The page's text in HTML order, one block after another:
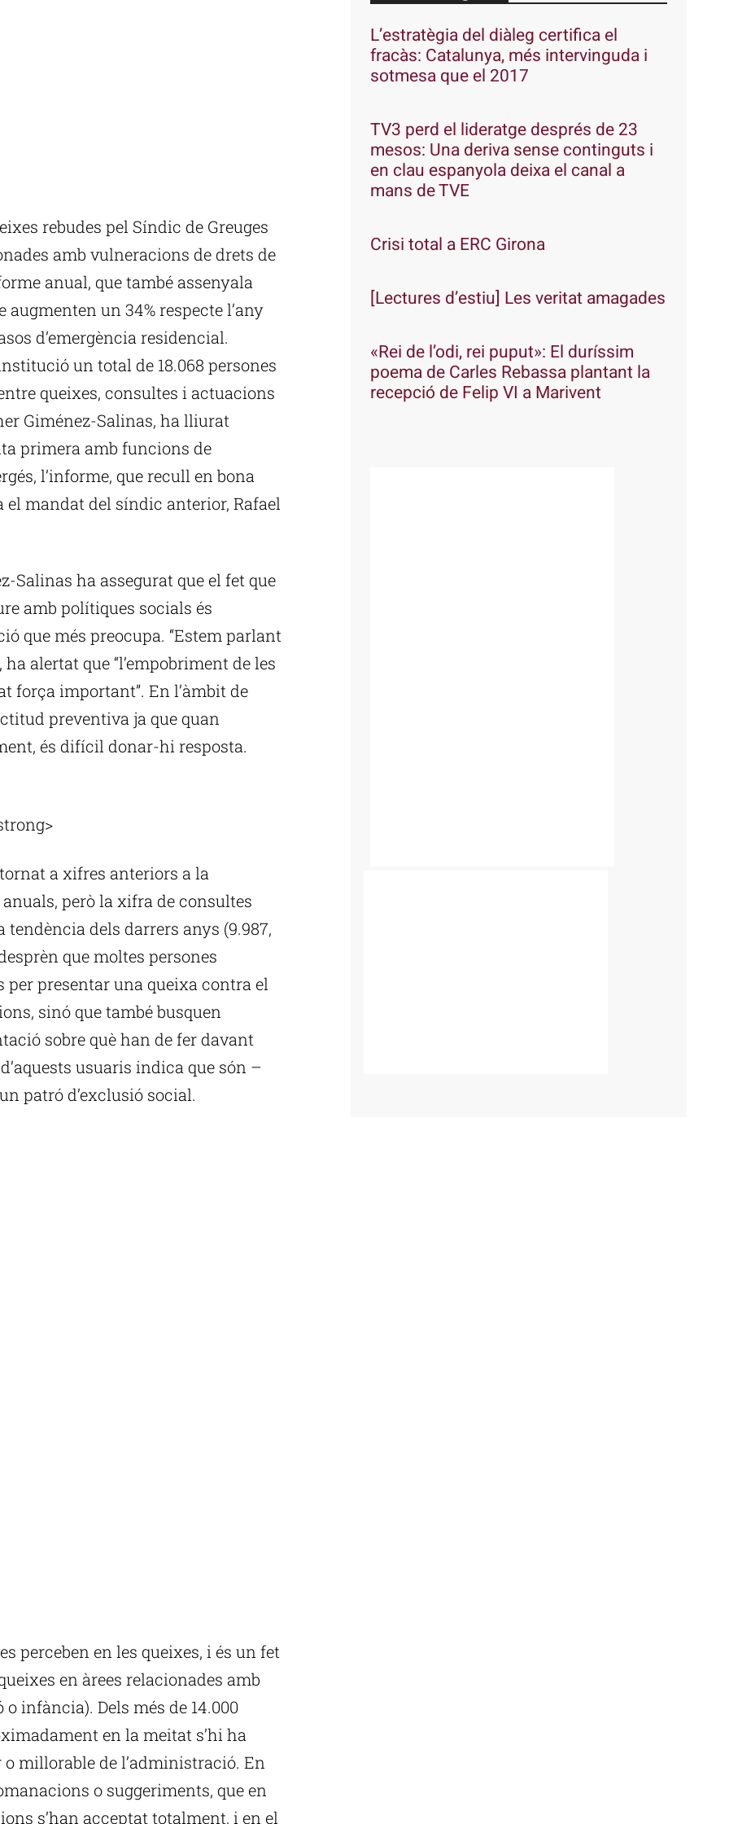
rebudes pel Síndic de Greuges
amb vulneracions de drets de
anual, que també assenyala
augmenten un 34% respecte l’any
d’emergència residencial.
un total de 18.068 persones
queixes, consultes i actuacions
Giménez-Salinas, ha lliurat
primera amb funcions de
l’informe, que recull en bona
mandat del síndic anterior, Rafael
Salinas ha assegurat que el fet que
amb polítiques socials és
que més preocupa. “Estem parlant
alertat que “l’empobriment de les
força important”. En l’àmbit de
preventiva ja que quan
és difícil donar-hi resposta.
a xifres anteriors a la
però la xifra de consultes
dels darrers anys (9.987,
que moltes persones
per presentar una queixa contra el
sinó que també busquen
sobre què han de fer davant
usuaris indica que són –
patró d’exclusió social.
perceben en les queixes, i és un fet
en àrees relacionades amb
infància). Dels més de 14.000
en la meitat s’hi ha
millorable de l’administració. En
o suggeriments, que en
s’han acceptat totalment, i en el
L’estratègia del diàleg certifica el
fracàs: Catalunya, més intervinguda i
sotmesa que el 2017
TV3 perd el lideratge després de 23
mesos: Una deriva sense continguts i
en clau espanyola deixa el canal a
mans de TVE
Crisi total a ERC Girona
[Lectures d’estiu] Les veritat amagades
«Rei de l’odi, rei puput»: El duríssim
poema de Carles Rebassa plantant la
recepció de Felip VI a Marivent